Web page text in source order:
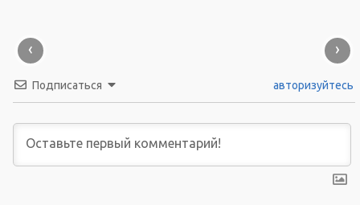
‹ ›
Подписаться авторизуйтесь